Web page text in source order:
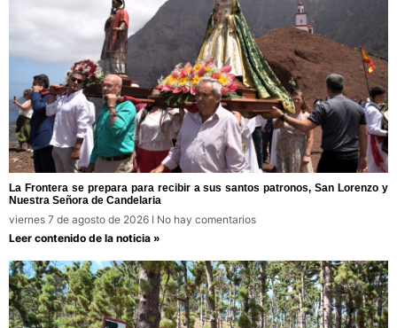
La Frontera se prepara para recibir a sus santos patronos, San Lorenzo y
Nuestra Señora de Candelaria
viernes 7 de agosto de 2026
No hay comentarios
Leer contenido de la noticia »